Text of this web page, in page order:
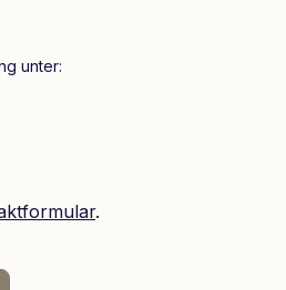
unter:
.